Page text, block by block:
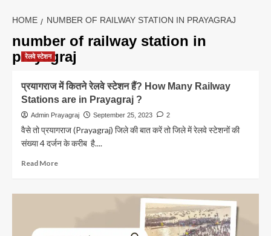
HOME NUMBER OF RAILWAY STATION IN PRAYAGRAJ
number of railway station in
prayagraj
रेलवे स्टेशन
प्रयागराज में कितने रेलवे स्टेशन हैं? How Many Railway
Stations are in Prayagraj ?
Admin Prayagraj September 25, 2023 2
वैसे तो प्रयागराज (Prayagraj) जिले की बात करें तो जिले में रेलवे स्टेशनों की
संख्या 4 दर्जन के करीब है....
Read MoreRead
प्रयागराज
रेलवे